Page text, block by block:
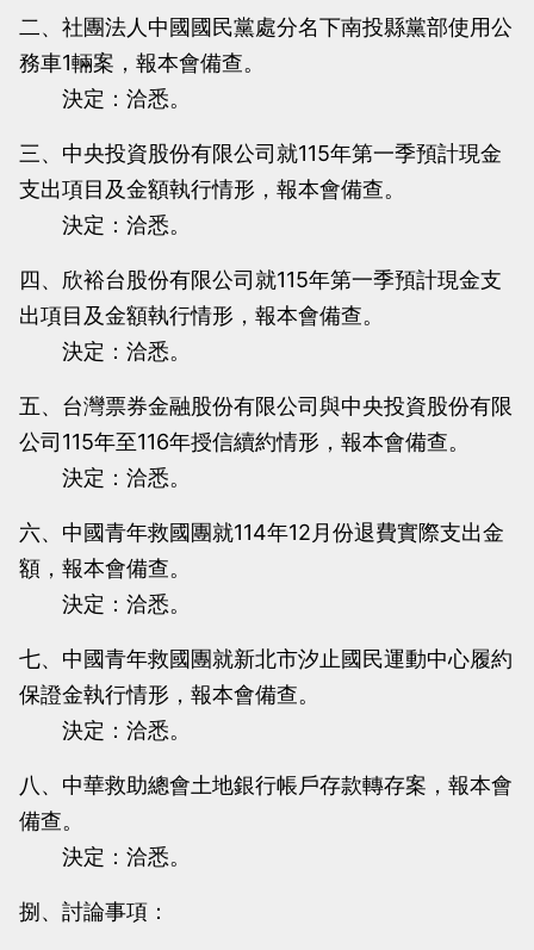
二、社團法人中國國民黨處分名下南投縣黨部使用公
務車1輛案，報本會備查。
決定：洽悉。
三、中央投資股份有限公司就115年第一季預計現金
支出項目及金額執行情形，報本會備查。
決定：洽悉。
四、欣裕台股份有限公司就115年第一季預計現金支
出項目及金額執行情形，報本會備查。
決定：洽悉。
五、台灣票券金融股份有限公司與中央投資股份有限
公司115年至116年授信續約情形，報本會備查。
決定：洽悉。
六、中國青年救國團就114年12月份退費實際支出金
額，報本會備查。
決定：洽悉。
七、中國青年救國團就新北市汐止國民運動中心履約
保證金執行情形，報本會備查。
決定：洽悉。
八、中華救助總會土地銀行帳戶存款轉存案，報本會
備查。
決定：洽悉。
捌、討論事項：